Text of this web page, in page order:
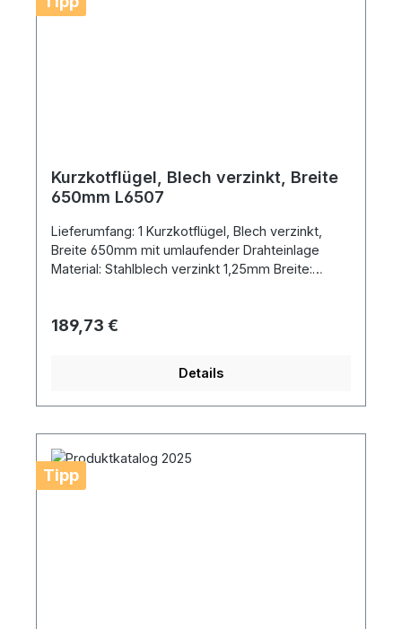
Kurzkotflügel, Blech verzinkt, Breite
650mm L6507
Lieferumfang: 1 Kurzkotflügel, Blech verzinkt,
Breite 650mm mit umlaufender Drahteinlage
Material: Stahlblech verzinkt 1,25mm Breite:
Regulärer Preis:
189,73 €
Details
Tipp